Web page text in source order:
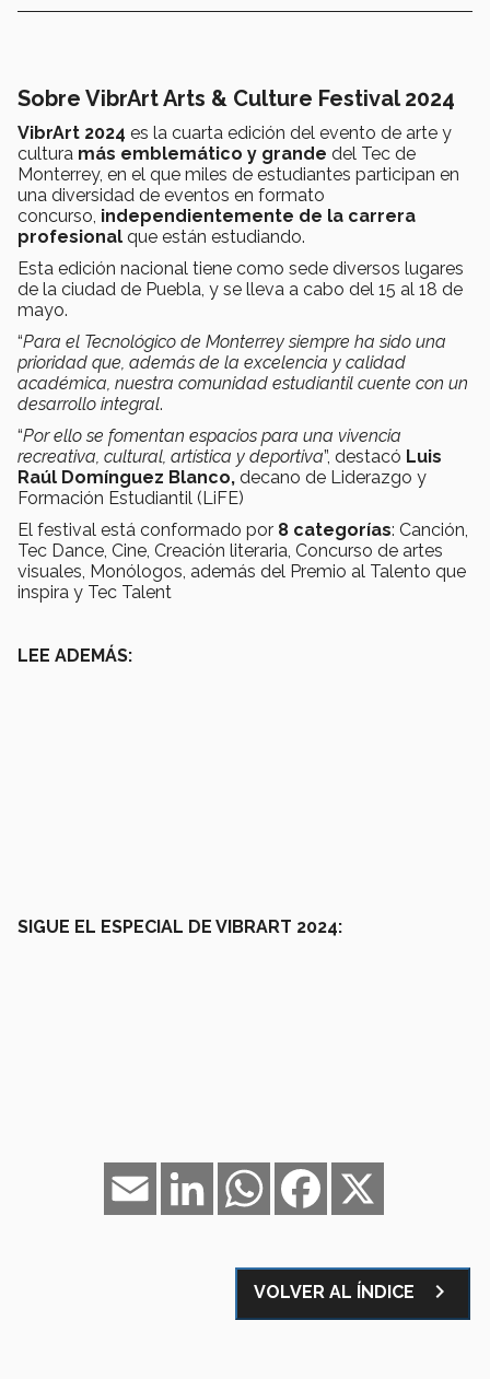
Sobre VibrArt Arts & Culture Festival 2024
VibrArt 2024 es la cuarta edición del evento de arte y
cultura más emblemático y grande del Tec de
Monterrey, en el que miles de estudiantes participan en
una diversidad de eventos en formato
concurso, independientemente de la carrera
profesional que están estudiando.
Esta edición nacional tiene como sede diversos lugares
de la ciudad de Puebla, y se lleva a cabo del 15 al 18 de
mayo.
“Para el Tecnológico de Monterrey siempre ha sido una
prioridad que, además de la excelencia y calidad
académica, nuestra comunidad estudiantil cuente con un
desarrollo integral.
“Por ello se fomentan espacios para una vivencia
recreativa, cultural, artística y deportiva”, destacó Luis
Raúl Domínguez Blanco, decano de Liderazgo y
Formación Estudiantil (LiFE)
El festival está conformado por 8 categorías: Canción,
Tec Dance, Cine, Creación literaria, Concurso de artes
visuales, Monólogos, además del Premio al Talento que
inspira y Tec Talent
LEE ADEMÁS:
SIGUE EL ESPECIAL DE VIBRART 2024:
Facebook
WhatsApp
LinkedIn
Email
VOLVER AL ÍNDICE navigate_next